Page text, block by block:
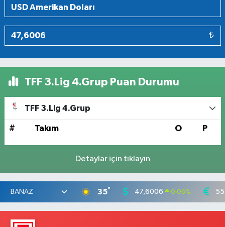
₺
TFF 3.Lig 4.Grup Puan Durumu
TFF 3.Lig 4.Grup
# Takım O P
Detaylar için tıklayın
35° 47,6006 0.06%